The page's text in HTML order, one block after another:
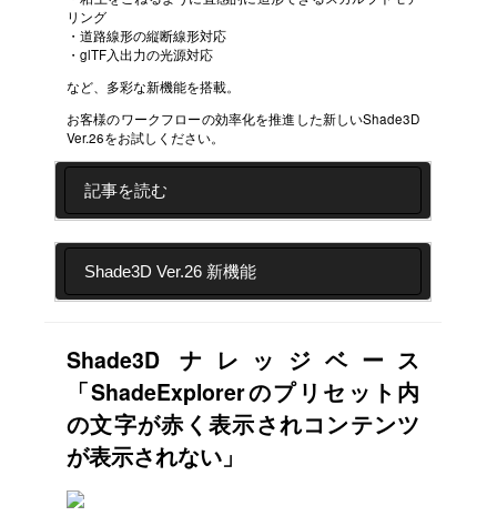
リング
・道路線形の縦断線形対応
・glTF入出力の光源対応
など、多彩な新機能を搭載。
お客様のワークフローの効率化を推進した新しいShade3D
Ver.26をお試しください。
記事を読む
Shade3D Ver.26 新機能
Shade3D ナレッジベース
「ShadeExplorerのプリセット内
の文字が赤く表示されコンテンツ
が表示されない」